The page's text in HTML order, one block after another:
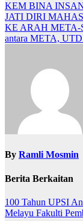
KEM BINA
JATI DIRI
KE ARAH META-
antara META,
By Ramli Mosmin
Berita Berkaitan
100 Tahun UPSI
Melayu Fakulti